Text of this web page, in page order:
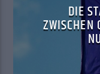
DIE
ZWISCHEN